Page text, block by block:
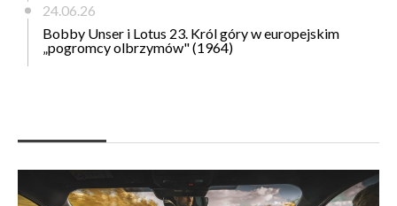
24.06.26
Bobby Unser i Lotus 23. Król góry w europejskim
„pogromcy olbrzymów" (1964)